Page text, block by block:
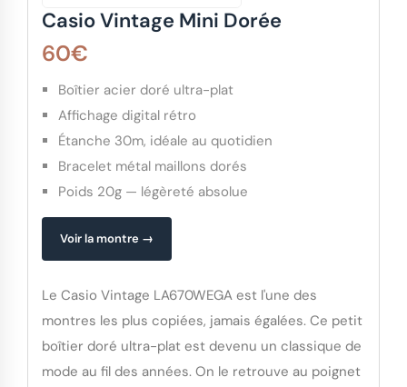
Casio Vintage Mini Dorée
60€
Boîtier acier doré ultra-plat
Affichage digital rétro
Étanche 30m, idéale au quotidien
Bracelet métal maillons dorés
Poids 20g — légèreté absolue
Voir la montre →
Le Casio Vintage LA670WEGA est l'une des
montres les plus copiées, jamais égalées. Ce petit
boîtier doré ultra-plat est devenu un classique de
mode au fil des années. On le retrouve au poignet